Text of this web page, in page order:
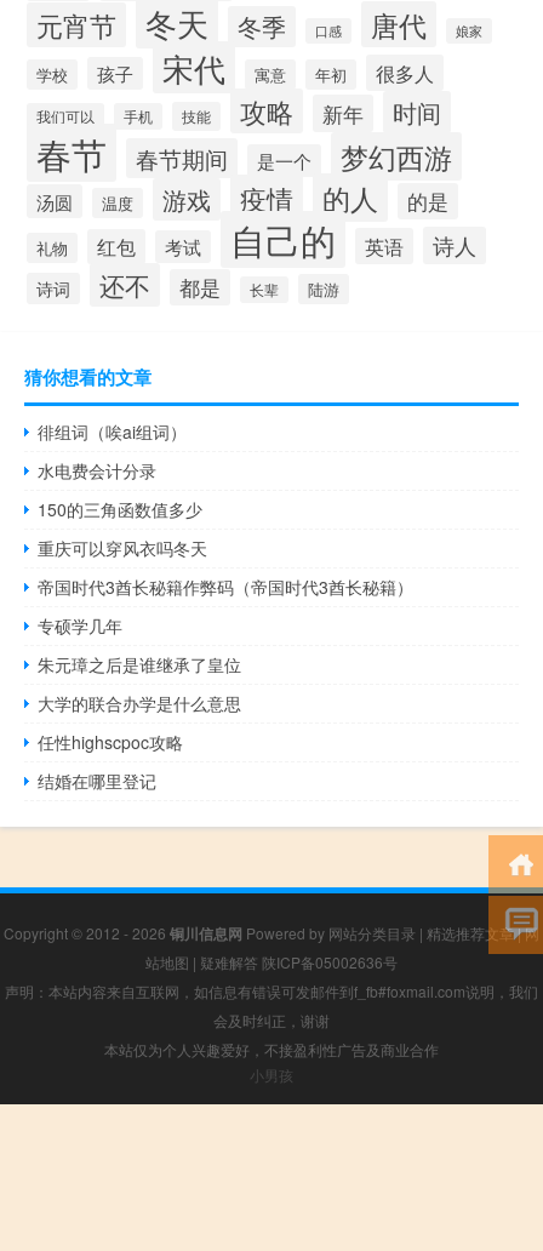
元宵节 冬天 冬季 口感 唐代 娘家
学校 孩子 宋代 寓意 年初 很多人
我们可以 手机 技能 攻略 新年 时间
春节 春节期间 是一个 梦幻西游
汤圆 温度 游戏 疫情 的人 的是
礼物 红包 考试 自己的 英语 诗人
诗词 还不 都是 长辈 陆游
猜你想看的文章
徘组词（唉ai组词）
水电费会计分录
150的三角函数值多少
重庆可以穿风衣吗冬天
帝国时代3酋长秘籍作弊码（帝国时代3酋长秘籍）
专硕学几年
朱元璋之后是谁继承了皇位
大学的联合办学是什么意思
任性highscpoc攻略
结婚在哪里登记
Copyright © 2012 - 2026 铜川信息网 Powered by 网站分类目录 | 精选推荐文章|网
站地图 | 疑难解答 陕ICP备05002636号
声明：本站内容来自互联网，如信息有错误可发邮件到f_fb#foxmail.com说明，我们
会及时纠正，谢谢
本站仅为个人兴趣爱好，不接盈利性广告及商业合作
小男孩